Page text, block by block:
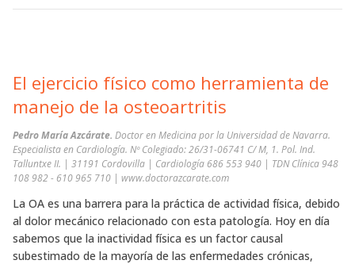
El ejercicio físico como herramienta de
manejo de la osteoartritis
Pedro María Azcárate. Doctor en Medicina por la Universidad de Navarra.
Especialista en Cardiología. Nº Colegiado: 26/31-06741 C/ M, 1. Pol. Ind.
Talluntxe II. | 31191 Cordovilla | Cardiología 686 553 940 | TDN Clínica 948
108 982 - 610 965 710 | www.doctorazcarate.com
La OA es una barrera para la práctica de actividad física, debido
al dolor mecánico relacionado con esta patología. Hoy en día
sabemos que la inactividad física es un factor causal
subestimado de la mayoría de las enfermedades crónicas,